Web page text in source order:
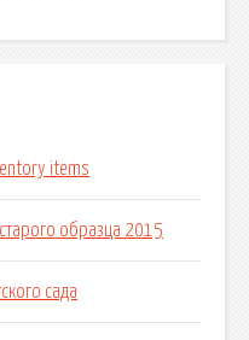
items
образца 2015
сада